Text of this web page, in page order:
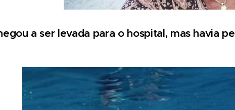
a ser levada para o hospital, mas havia